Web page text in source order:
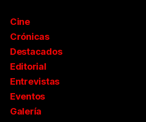
Cine
Crónicas
Destacados
Editorial
Entrevistas
Eventos
Galería